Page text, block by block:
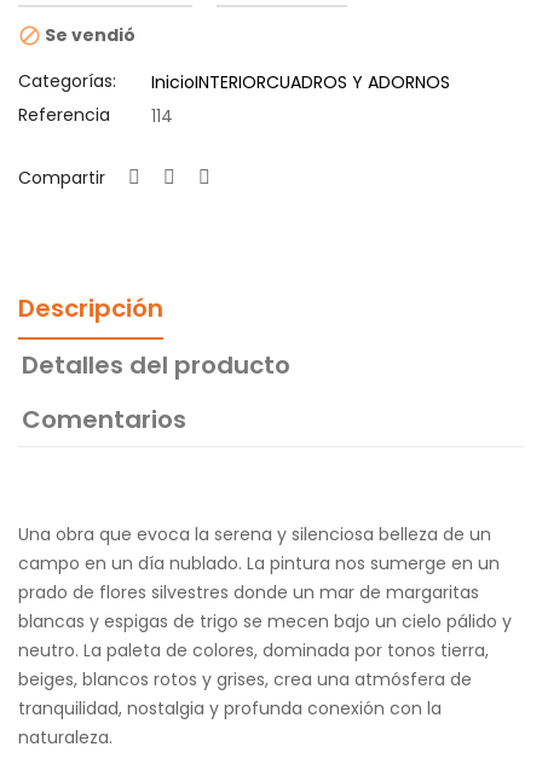
 Se vendió
Categorías:
InicioINTERIORCUADROS Y ADORNOS
Referencia
114
Compartir
Descripción
Detalles del producto
Comentarios
Una obra que evoca la serena y silenciosa belleza de un
campo en un día nublado. La pintura nos sumerge en un
prado de flores silvestres donde un mar de margaritas
blancas y espigas de trigo se mecen bajo un cielo pálido y
neutro. La paleta de colores, dominada por tonos tierra,
beiges, blancos rotos y grises, crea una atmósfera de
tranquilidad, nostalgia y profunda conexión con la
naturaleza.